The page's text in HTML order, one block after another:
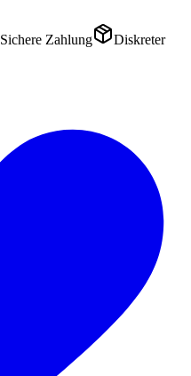
Sichere Zahlung
Diskreter